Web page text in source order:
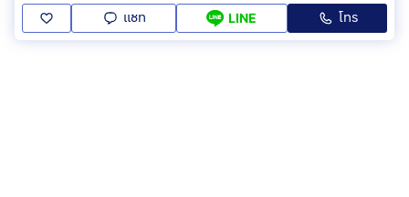
แชท LINE โทร